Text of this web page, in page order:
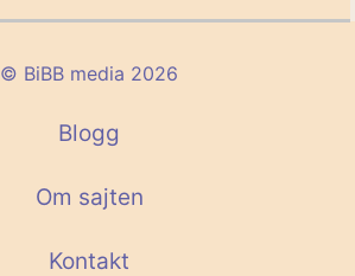
© BiBB media 2026
Blogg
Om sajten
Kontakt